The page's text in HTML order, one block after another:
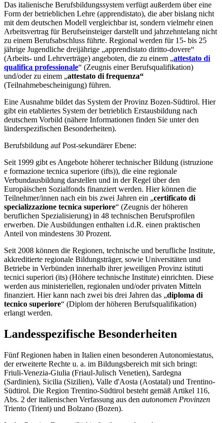
Das italienische Berufsbildungssystem verfügt außerdem über eine
Form der betrieblichen Lehre (apprendistato), die aber bislang nicht
mit dem deutschen Modell vergleichbar ist, sondern vielmehr einen
Arbeitsvertrag für Berufseinsteiger darstellt und jahrzehntelang nicht
zu einem Berufsabschluss führte. Regional werden für 15- bis 25
jährige Jugendliche dreijährige „apprendistato diritto-dovere“
(Arbeits- und Lehrverträge) angeboten, die zu einem „attestato di
qualifica professionale“ (Zeugnis einer Berufsqualifikation)
und/oder zu einem „attestato di frequenza“
(Teilnahmebescheinigung) führen.
Eine Ausnahme bildet das System der Provinz Bozen-Südtirol. Hier
gibt ein etabliertes System der betrieblich Erstausbildung nach
deutschem Vorbild (nähere Informationen finden Sie unter den
länderspezifischen Besonderheiten).
Berufsbildung auf Post-sekundärer Ebene:
Seit 1999 gibt es Angebote höherer technischer Bildung (istruzione
e formazione tecnica superiore (ifts)), die eine regionale
Verbundausbildung darstellen und in der Regel über den
Europäischen Sozialfonds finanziert werden. Hier können die
Teilnehmer/innen nach ein bis zwei Jahren ein „certificato di
specializzazione tecnica superiore“ (Zeugnis der höheren
beruflichen Spezialisierung) in 48 technischen Berufsprofilen
erwerben. Die Ausbildungen enthalten i.d.R. einen praktischen
Anteil von mindestens 30 Prozent.
Seit 2008 können die Regionen, technische und berufliche Institute,
akkreditierte regionale Bildungsträger, sowie Universitäten und
Betriebe in Verbünden innerhalb ihrer jeweiligen Provinz istituti
tecnici superiori (its) (Höhere technische Institute) einrichten. Diese
werden aus ministeriellen, regionalen und/oder privaten Mitteln
finanziert. Hier kann nach zwei bis drei Jahren das „diploma di
tecnico superiore“ (Diplom der höheren Berufsqualifikation)
erlangt werden.
Landesspezifische Besonderheiten
Fünf Regionen haben in Italien einen besonderen Autonomiestatus,
der erweiterte Rechte u. a. im Bildungsbereich mit sich bringt:
Friuli-Venezia-Giulia (Friaul-Julisch Venetien), Sardegna
(Sardinien), Sicilia (Sizilien), Valle d'Aosta (Aostatal) und Trentino-
Südtirol. Die Region Trentino-Südtirol besteht gemäß Artikel 116,
Abs. 2 der italienischen Verfassung aus den autonomen Provinzen
Triento (Trient) und Bolzano (Bozen).